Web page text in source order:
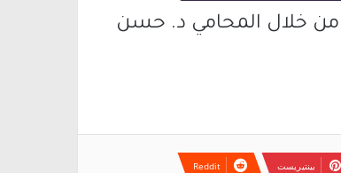
من خلال المحامي د. حسن
بينتيريست